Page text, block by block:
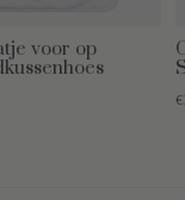
voor op